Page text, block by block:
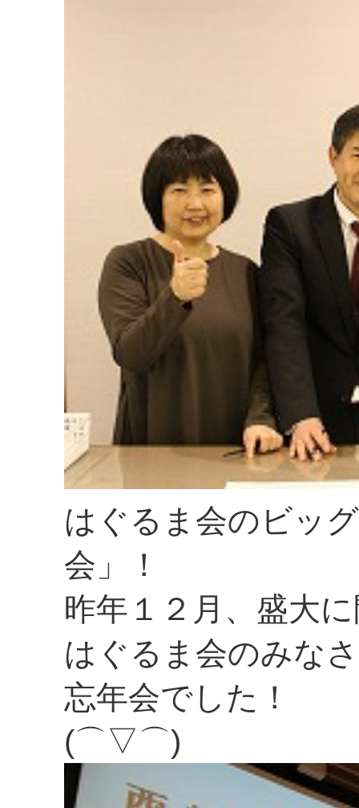
はぐるま会のビッ
会」！
昨年１２月、盛大
はぐるま会のみな
忘年会でした！
(⌒▽⌒)